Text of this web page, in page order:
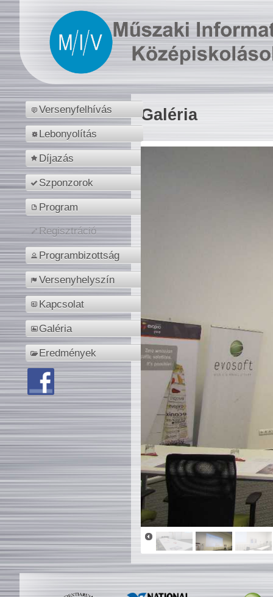
Versenyfelhívás
Lebonyolítás
Díjazás
Szponzorok
Program
Regisztráció
Programbizottság
Versenyhelyszín
Kapcsolat
Galéria
Eredmények
Galéria